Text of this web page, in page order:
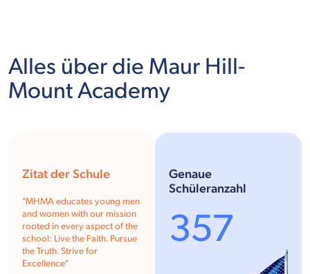
Alles über die Maur Hill-
Mount Academy
Zitat der Schule
"MHMA educates young men
and women with our mission
rooted in every aspect of the
school: Live the Faith. Pursue
the Truth. Strive for
Excellence"
Genaue
Schüleranzahl
357